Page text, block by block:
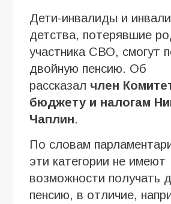
Дети-инвалиды и
детства, потерявшие
участника СВО, смогут
двойную пенсию. Об
рассказал член
бюджету и налогам
Чаплин.
По словам
эти категории не имеют
возможности получать
пенсию, в отличие,